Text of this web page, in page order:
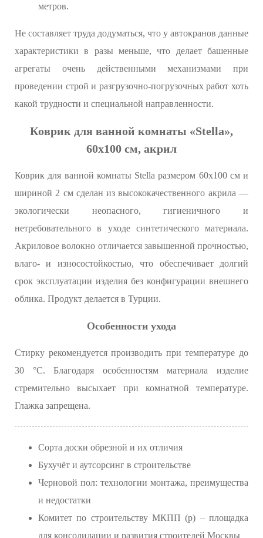
метров.
Не составляет труда додуматься, что у автокранов данные
характеристики в разы меньше, что делает башенные
агрегаты очень действенными механизмами при
проведении строй и разгрузочно-погрузочных работ хоть
какой трудности и специальной направленности.
Коврик для ванной комнаты «Stella»,
60х100 см, акрил
Коврик для ванной комнаты Stella размером 60х100 см и
шириной 2 см сделан из высококачественного акрила —
экологически неопасного, гигиеничного и
нетребовательного в уходе синтетического материала.
Акриловое волокно отличается завышенной прочностью,
влаго- и износостойкостью, что обеспечивает долгий
срок эксплуатации изделия без конфигурации внешнего
облика. Продукт делается в Турции.
Особенности ухода
Стирку рекомендуется производить при температуре до
30 °C. Благодаря особенностям материала изделие
стремительно высыхает при комнатной температуре.
Глажка запрещена.
Сорта доски обрезной и их отличия
Бухучёт и аутсорсинг в строительстве
Черновой пол: технологии монтажа, преимущества
и недостатки
Комитет по строительству МКПП (р) – площадка
для консолидации и развития строителей Москвы